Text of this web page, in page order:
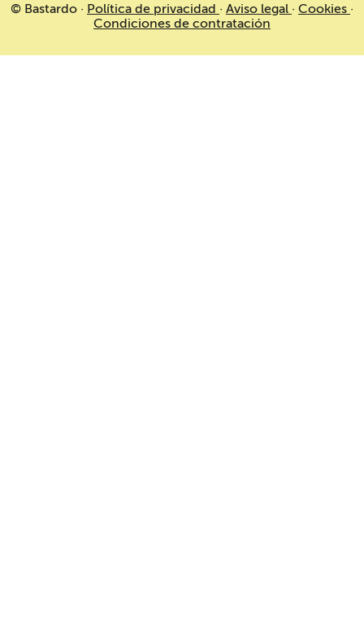
© Bastardo · Política de privacidad · Aviso legal · Cookies ·
Condiciones de contratación